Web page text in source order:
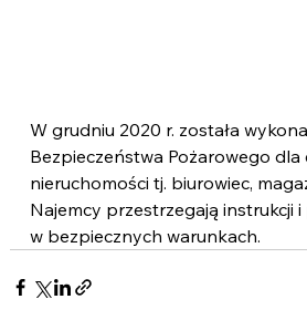
W grudniu 2020 r. została
Bezpieczeństwa Pożarowego dla
nieruchomości tj. biurowiec,
Najemcy przestrzegają instrukcji
w bezpiecznych warunkach.